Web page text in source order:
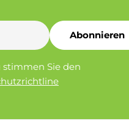
Abonnieren
Sie den